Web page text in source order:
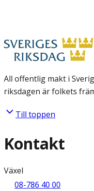
All offentlig makt i
riksdagen är folkets
Till toppen
Kontakt
Växel
08-786 40 00